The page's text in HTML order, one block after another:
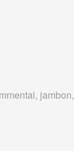
jambon,